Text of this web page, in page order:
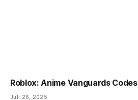
Roblox: Anime Vanguards Codes
Juli 26, 2025